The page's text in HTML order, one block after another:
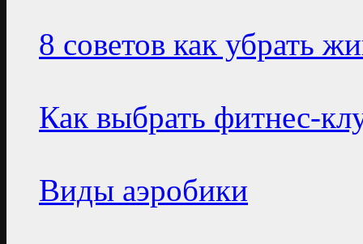
8 советов как убрать
Как выбрать фитнес-
Виды аэробики